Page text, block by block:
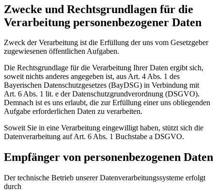
Zwecke und Rechtsgrundlagen für die
Verarbeitung personenbezogener Daten
Zweck der Verarbeitung ist die Erfüllung der uns vom Gesetzgeber
zugewiesenen öffentlichen Aufgaben.
Die Rechtsgrundlage für die Verarbeitung Ihrer Daten ergibt sich,
soweit nichts anderes angegeben ist, aus Art. 4 Abs. 1 des
Bayerischen Datenschutzgesetzes (BayDSG) in Verbindung mit
Art. 6 Abs. 1 lit. e der Datenschutzgrundverordnung (DSGVO).
Demnach ist es uns erlaubt, die zur Erfüllung einer uns obliegenden
Aufgabe erforderlichen Daten zu verarbeiten.
Soweit Sie in eine Verarbeitung eingewilligt haben, stützt sich die
Datenverarbeitung auf Art. 6 Abs. 1 Buchstabe a DSGVO.
Empfänger von personenbezogenen Daten
Der technische Betrieb unserer Datenverarbeitungssysteme erfolgt
durch